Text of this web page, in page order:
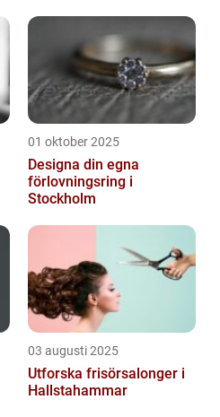
01 oktober 2025
Designa din egna
förlovningsring i
Stockholm
03 augusti 2025
Utforska frisörsalonger i
Hallstahammar